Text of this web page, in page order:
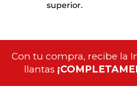
superior.
Con tu compra, recibe la
llantas